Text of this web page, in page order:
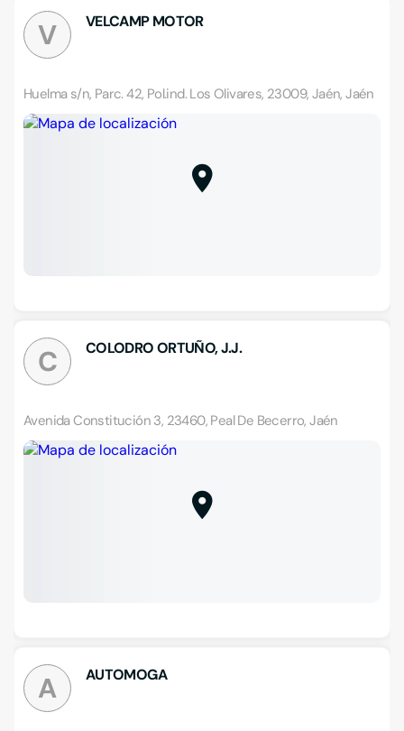
V VELCAMP MOTOR
Huelma s/n, Parc. 42, Pol.ind. Los Olivares, 23009, Jaén, Jaén
C COLODRO ORTUÑO, J.J.
Avenida Constitución 3, 23460, Peal De Becerro, Jaén
A AUTOMOGA